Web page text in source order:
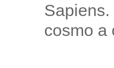
Sapiens.
cosmo a